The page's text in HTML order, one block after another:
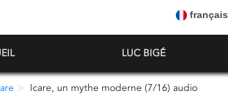
français
LUC BIGÉ
Icare, un mythe moderne (7/16) audio